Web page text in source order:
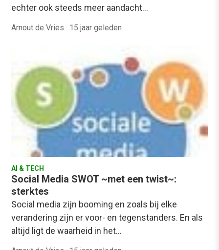
echter ook steeds meer aandacht…
Arnout de Vries · 15 jaar geleden
AI & TECH
Social Media SWOT ~met een twist~:
sterktes
Social media zijn booming en zoals bij elke
verandering zijn er voor- en tegenstanders. En als
altijd ligt de waarheid in het…